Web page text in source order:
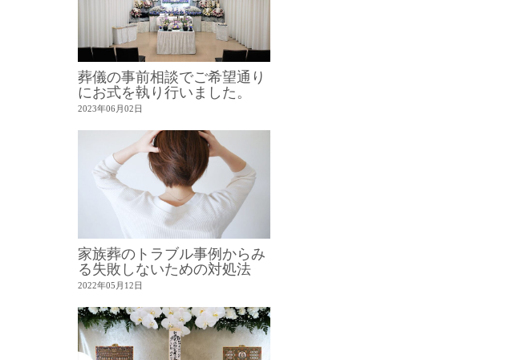
葬儀の事前相談でご希望通り
にお式を執り行いました。
2023年06月02日
家族葬のトラブル事例からみ
る失敗しないための対処法
2022年05月12日